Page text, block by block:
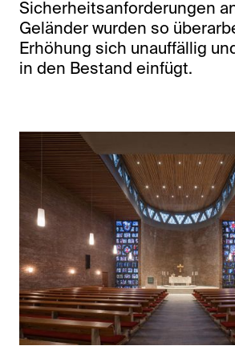
Sicherheitsanforderungen
Geländer wurden so
Erhöhung sich unauffällig
in den Bestand einfügt.